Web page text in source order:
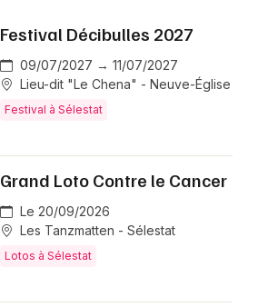
Festival Décibulles 2027
09/07/2027 → 11/07/2027
Lieu-dit "Le Chena" - Neuve-Église
Festival à Sélestat
Grand Loto Contre le Cancer
Le 20/09/2026
Les Tanzmatten - Sélestat
Lotos à Sélestat